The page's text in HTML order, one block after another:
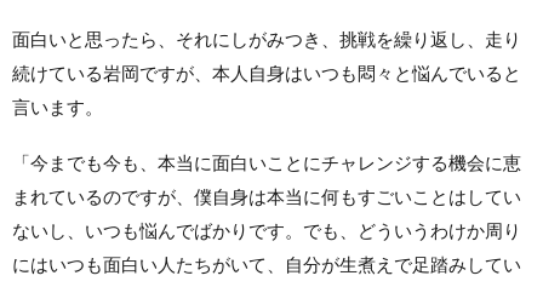
面白いと思ったら、それにしがみつき、挑戦を繰り返し、走り
続けている岩岡ですが、本人自身はいつも悶々と悩んでいると
言います。
「今までも今も、本当に面白いことにチャレンジする機会に恵
まれているのですが、僕自身は本当に何もすごいことはしてい
ないし、いつも悩んでばかりです。でも、どういうわけか周り
にはいつも面白い人たちがいて、自分が生煮えで足踏みしてい